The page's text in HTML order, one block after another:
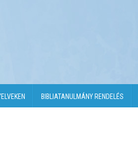
BIBLIATANULMÁNY RENDELÉS